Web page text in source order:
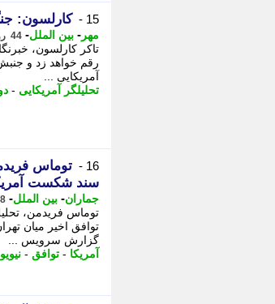
15 - کارلسون:
مهر - بین الملل- 44 روز پیش - چهارشنبه 3 تیر 1405، 15:40
تاکر کارلسون،
رقم خواهد زد و جنبش
آمریکایی ...
تحلیلگر آمریکایی -
16 -
توماس
سند شکست
جماران- بین الملل- 48 روز پیش -
توماس فریدمن،
توافق اخیر میان
گزارش سرویس ...
آمریکا - توافق -